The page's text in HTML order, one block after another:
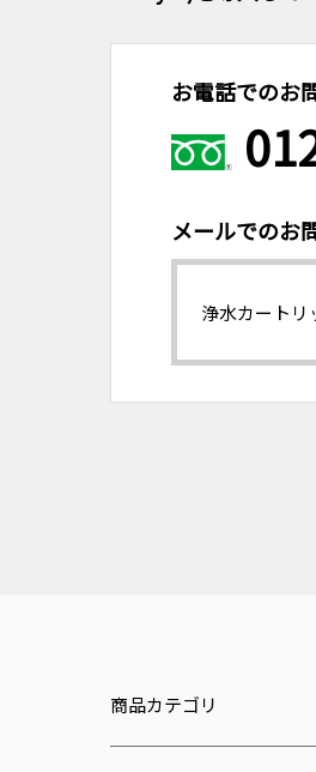
お電話でのお
メールでのお
浄水カートリ
商品カテゴリ